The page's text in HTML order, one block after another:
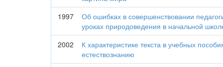
1997
Об ошибках в совершенствовании
уроках природоведения в начальной
2002
К характеристике текста в учебных
естествознанию